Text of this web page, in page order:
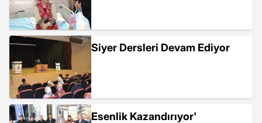
Siyer Dersleri Devam Ediyor
Esenlik Kazandırıyor'